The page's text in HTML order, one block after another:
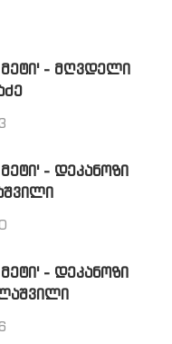
- ᲛᲦᲕᲓᲔᲚᲘ
- ᲓᲔᲙᲐᲜᲝᲖᲘ
- ᲓᲔᲙᲐᲜᲝᲖᲘ